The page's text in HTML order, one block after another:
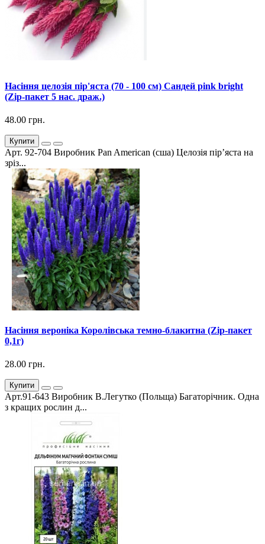
Насіння целозія пір'яста (70 - 100 см) Сандей pink bright
(Zip-пакет 5 нас. драж.)
48.00 грн.
Купити
Арт. 92-704 Виробник Pan American (сша) Целозія пір’яста на
зріз...
Насіння вероніка Королівська темно-блакитна (Zip-пакет
0,1г)
28.00 грн.
Купити
Арт.91-643 Виробник В.Легутко (Польща) Багаторічник. Одна
з кращих рослин д...